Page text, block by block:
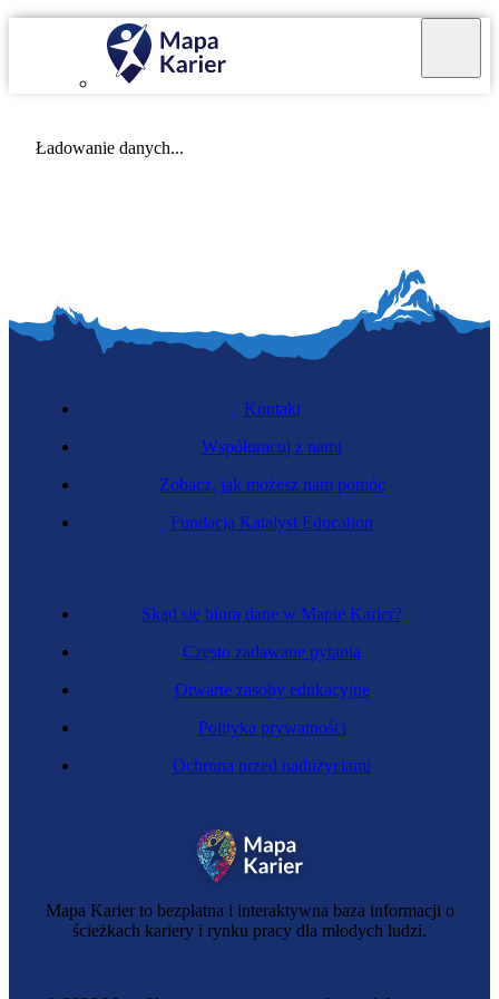
Ładowanie danych...
Mapa Karier to bezpłatna i interaktywna baza informacji o
ścieżkach kariery i rynku pracy dla młodych ludzi.
Skąd się biorą dane w Mapie Karier?
Często zadawane pytania
Otwarte zasoby edukacyjne
Polityka prywatności
Ochrona przed nadużyciami
Kontakt
Współpracuj z nami
Zobacz, jak możesz nam pomóc
Fundacja Katalyst Education